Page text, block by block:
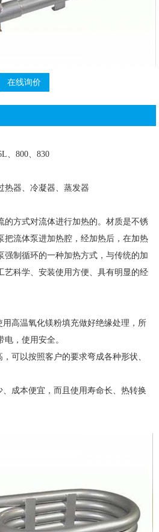
在线询价
、800、830
热器、冷凝器、蒸发器
的方式对流体进行加热的。材质是不锈
把流体泵进加热腔，经加热后，在加热
强制循环的一种加热方式，与传统的加
艺科学、安装使用方便、具有明显的经
高温氧化镁粉填充做好绝缘处理，所
，使用安全。
可以按照客户的要求弯成各种形状、
成本便宜，而且使用寿命长、热转换